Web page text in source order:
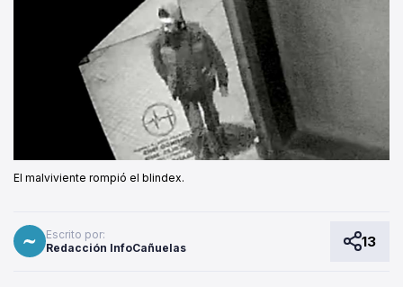
El malviviente rompió el blindex.
Escrito por:
Redacción InfoCañuelas
13